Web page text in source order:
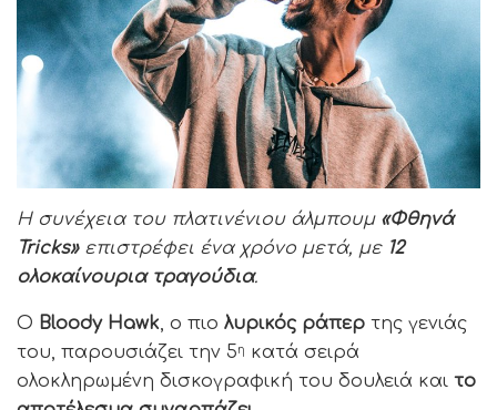
Η συνέχεια του πλατινένιου άλμπουμ «Φθηνά
Tricks» επιστρέφει ένα χρόνο μετά, με 12
ολοκαίνουρια τραγούδια.
Ο Bloody Hawk, ο πιο λυρικός ράπερ της γενιάς
του, παρουσιάζει την 5η
κατά σειρά
ολοκληρωμένη δισκογραφική του δουλειά και το